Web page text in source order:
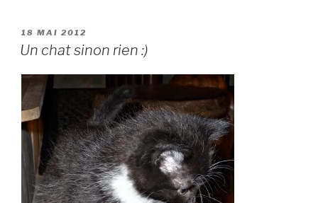
PUBLIÉ
LE
18 MAI 2012
Un chat sinon rien :)